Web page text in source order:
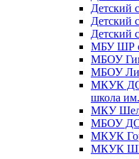
Детский
Детский
Детский
МБУ ШР
МБОУ
МБОУ
МКУК ДО
школа
МКУ
МБОУ ДО
МКУК
МКУК ШР